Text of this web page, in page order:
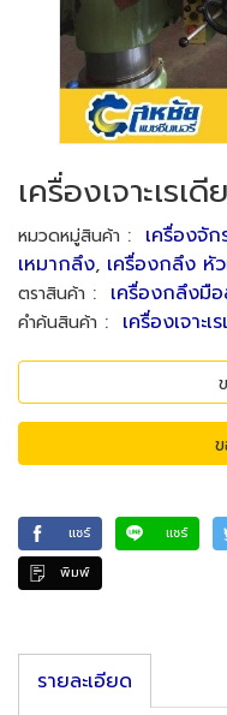
เครื่องเจาะเรเ
หมวดหมู่สินค้า : เครื่องจั
เหมากลึง, เครื่องกลึง หั
ตราสินค้า : เครื่องกลึงมื
คำค้นสินค้า : เครื่องเจาะ
แชร์ แชร์
พิมพ์
รายละเอียด